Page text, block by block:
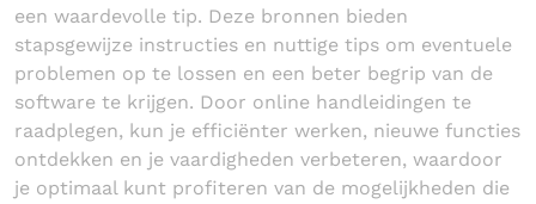
een waardevolle tip. Deze bronnen bieden
stapsgewijze instructies en nuttige tips om eventuele
problemen op te lossen en een beter begrip van de
software te krijgen. Door online handleidingen te
raadplegen, kun je efficiënter werken, nieuwe functies
ontdekken en je vaardigheden verbeteren, waardoor
je optimaal kunt profiteren van de mogelijkheden die